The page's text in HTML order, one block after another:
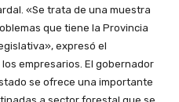
«Se trata de una muestra
que tiene la Provincia
expresó el
empresarios. El gobernador
se ofrece una importante